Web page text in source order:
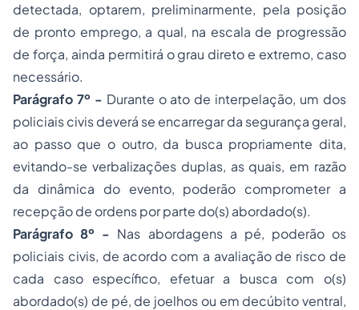
detectada, optarem, preliminarmente, pela posição
de pronto emprego, a qual, na escala de progressão
de força, ainda permitirá o grau direto e extremo, caso
necessário.
Parágrafo 7º - Durante o ato de interpelação, um dos
policiais civis deverá se encarregar da segurança geral,
ao passo que o outro, da busca propriamente dita,
evitando-se verbalizações duplas, as quais, em razão
da dinâmica do evento, poderão comprometer a
recepção de ordens por parte do(s) abordado(s).
Parágrafo 8º - Nas abordagens a pé, poderão os
policiais civis, de acordo com a avaliação de risco de
cada caso específico, efetuar a busca com o(s)
abordado(s) de pé, de joelhos ou em decúbito ventral,